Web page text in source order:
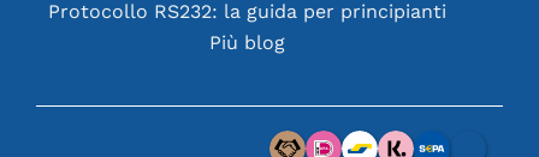
Protocollo RS232: la guida per principianti
Più blog